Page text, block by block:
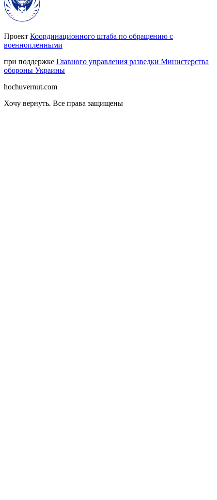
Проект Координационного штаба по обращению с
военнопленными
при поддержке Главного управления разведки Министерства
обороны Украины
hochuvernut.com
Хочу вернуть. Все права защищены